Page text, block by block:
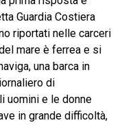
Guardia Costiera
riportati nelle carceri
mare è ferrea e si
una barca in
di
uomini e le donne
in grande difficoltà,